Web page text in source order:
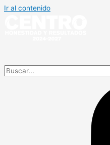
Ir al contenido